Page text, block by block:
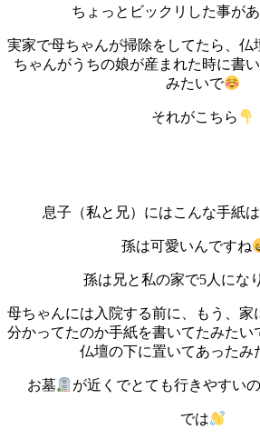
ちょっとビックリした事が
実家で母ちゃんが掃除をしてたら、仏
ちゃんがうちの娘が産まれた時に書
みたいで
それがこちら
息子（私と兄）にはこんな手紙
孫は可愛いんですね
孫は兄と私の家で5人にな
母ちゃんには入院する前に、もう、家
分かってたのか手紙を書いてたみたい
仏壇の下に置いてあったみ
お墓 が近くでとても行きやすい
では